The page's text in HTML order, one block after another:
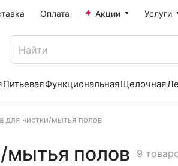
Оплата Акции Услуги
ПитьеваяФункциональнаяЩелочная
для чистки/мытья полов
мытья полов 9